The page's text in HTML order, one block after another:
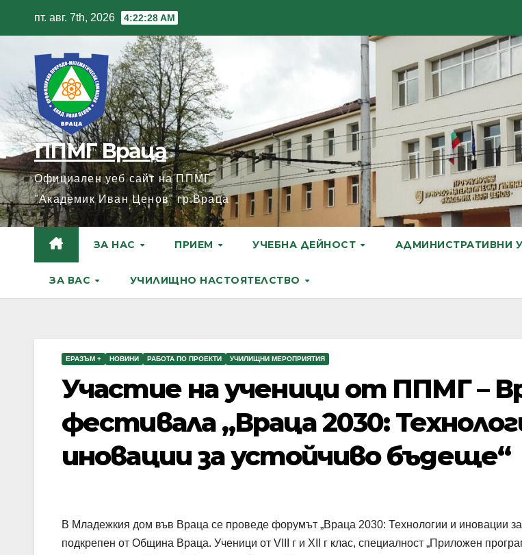
пт. авг. 7th, 2026 4:22:29 AM
ППМГ Враца
Официален уеб сайт на ППМГ
"Академик Иван Ценов" гр.Враца
ЗА НАС ПРИЕМ УЧЕБНА ДЕЙНОСТ АДМИНИСТРАТИВНИ
ЗА ВАС УЧИЛИЩНО НАСТОЯТЕЛСТВО
ЕРАЗЪМ + НОВИНИ РАБОТА ПО ПРОЕКТИ УЧИЛИЩНИ МЕРОПРИЯТИЯ
Участие на ученици от ППМГ –
фестивала „Враца 2030:
иновации за устойчиво бъдеще“
В Младежкия дом във Враца се проведе форумът „Враца 2030: Технологии и иновации
подкрепен от Община Враца. Ученици от VIII г и XII г клас, специалност „Приложен